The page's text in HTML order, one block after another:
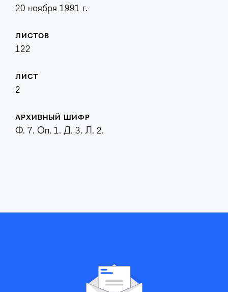
20 ноября 1991 г.
ЛИСТОВ
122
ЛИСТ
2
АРХИВНЫЙ ШИФР
Ф. 7. Оп. 1. Д. 3. Л. 2.